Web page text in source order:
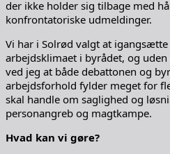
der ikke holder sig tilbage med
konfrontatoriske udmeldinger.
Vi har i Solrød valgt at
arbejdsklimaet i byrådet, og
ved jeg at både debattonen og
arbejdsforhold fylder meget for
skal handle om saglighed og
personangreb og magtkampe.
Hvad kan vi gøre?